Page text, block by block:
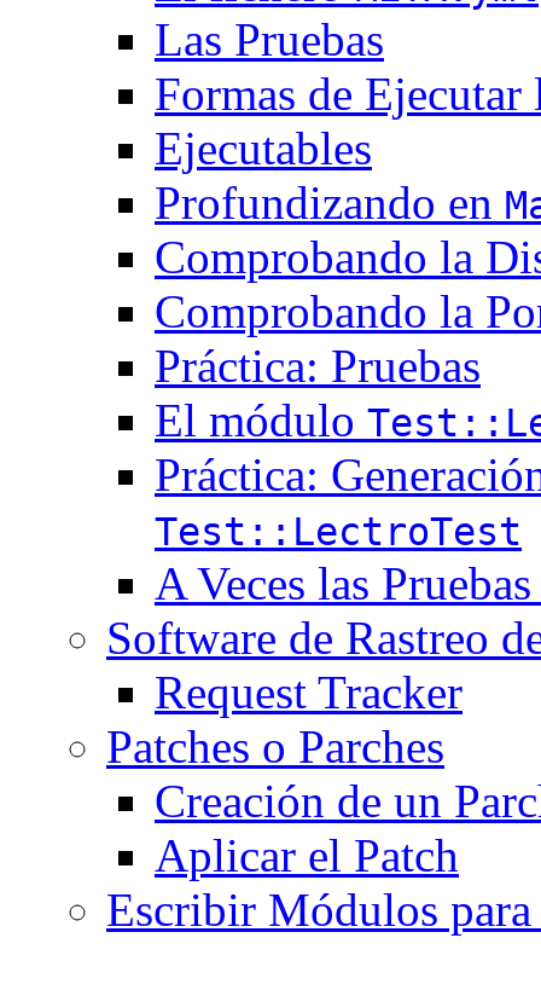
Las Pruebas
Formas de Ejecutar
Ejecutables
Profundizando en
Comprobando la
Comprobando la
Práctica: Pruebas
El módulo
Práctica:
Test::LectroTest
A Veces las
Software de Rastreo
Request Tracker
Patches o Parches
Creación de un
Aplicar el Patch
Escribir Módulos